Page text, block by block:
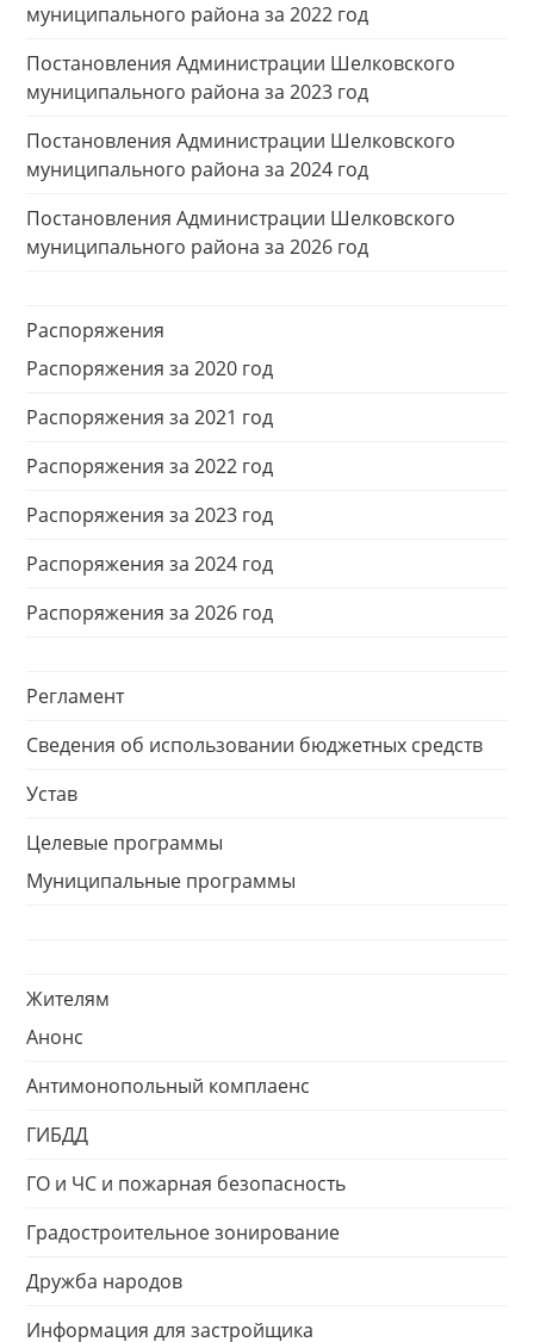
муниципального района за 2022 год
Постановления Администрации Шелковского
муниципального района за 2023 год
Постановления Администрации Шелковского
муниципального района за 2024 год
Постановления Администрации Шелковского
муниципального района за 2026 год
Распоряжения
Распоряжения за 2020 год
Распоряжения за 2021 год
Распоряжения за 2022 год
Распоряжения за 2023 год
Распоряжения за 2024 год
Распоряжения за 2026 год
Регламент
Сведения об использовании бюджетных средств
Устав
Целевые программы
Муниципальные программы
Жителям
Анонс
Антимонопольный комплаенс
ГИБДД
ГО и ЧС и пожарная безопасность
Градостроительное зонирование
Дружба народов
Информация для застройщика